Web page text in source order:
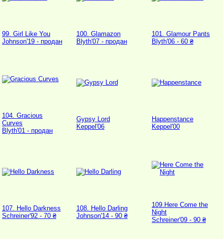
99. Girl Like You
Johnson'19 - продан
100. Glamazon
Blyth'07 - продан
101. Glamour Pants
Blyth'06 - 60 ₴
104. Gracious
Curves
Blyth'01 - продан
Gypsy Lord
Keppel'06
Happenstance
Keppel'00
107. Hello Darkness
Schreiner'92 - 70 ₴
108. Hello Darling
Johnson'14 - 90 ₴
109.Here Come the
Night
Schreiner'09 - 90 ₴